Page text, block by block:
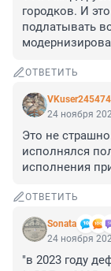
городков. И
подлатывать
ОТВЕТИТЬ
24 ноября
Это не
исполнялся
исполнения
ОТВЕТИТЬ
Sonata
24 ноября
"в 2023 году